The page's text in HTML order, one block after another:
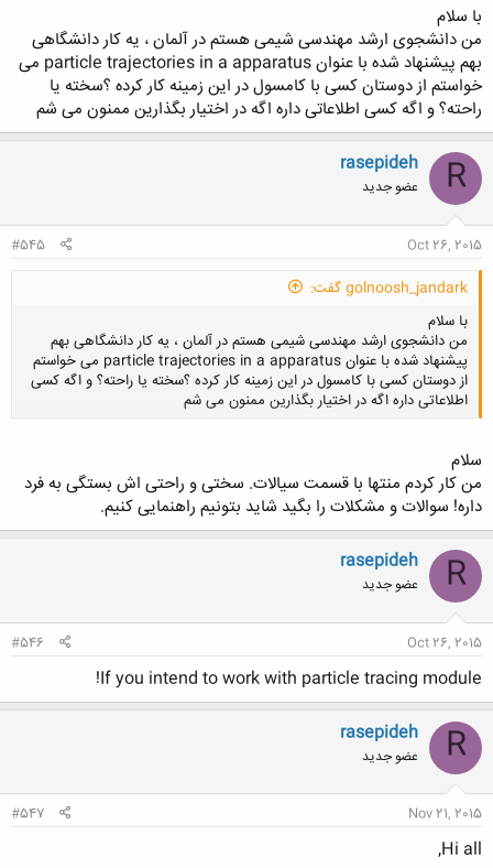
با سلام
من دانشجوی ارشد مهندسی شیمی هستم در آلمان ، یه کار دانشگاهی
بهم پیشنهاد شده با عنوان particle trajectories in a apparatus می
خواستم از دوستان کسی با کامسول در این زمینه کار کرده ؟سخته یا
راحته؟ و اگه کسی اطلاعاتی داره اگه در اختیار بگذارین ممنون می شم
R
rasepideh
عضو جدید
Oct 26, 2015
#545
golnoosh_jandark گفت:
با سلام
من دانشجوی ارشد مهندسی شیمی هستم در آلمان ، یه کار دانشگاهی بهم
پیشنهاد شده با عنوان particle trajectories in a apparatus می خواستم
از دوستان کسی با کامسول در این زمینه کار کرده ؟سخته یا راحته؟ و اگه کسی
اطلاعاتی داره اگه در اختیار بگذارین ممنون می شم
سلام
من کار کردم منتها با قسمت سیالات. سختی و راحتی اش بستگی به فرد
داره! سوالات و مشکلات را بگید شاید بتونیم راهنمایی کنیم.
R
rasepideh
عضو جدید
Oct 26, 2015
#546
If you intend to work with particle tracing module!
R
rasepideh
عضو جدید
Nov 21, 2015
#547
Hi all,